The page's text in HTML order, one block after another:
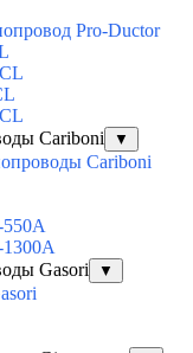
Pro-Ductor
Cariboni
▼
Cariboni
Gasori
▼